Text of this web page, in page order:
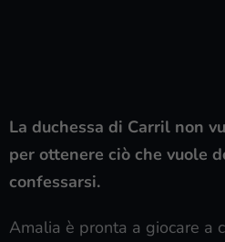
La duchessa di Carril non
per ottenere ciò che vuole
confessarsi.
Amalia è pronta a giocare a